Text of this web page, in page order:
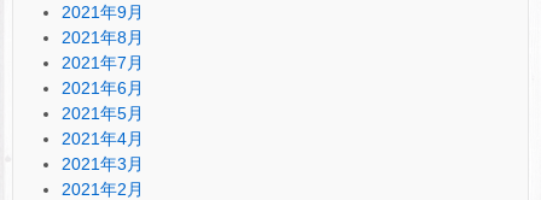
2021年9月
2021年8月
2021年7月
2021年6月
2021年5月
2021年4月
2021年3月
2021年2月